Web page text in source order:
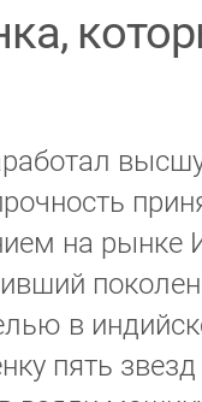
на рынке
в
пять